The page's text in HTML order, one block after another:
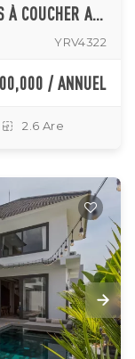
VILLA ÉLÉGANTE DE TROIS CHAMBRES À COUCHER AVEC SALON FERMÉ À UMALAS
YRV4322
/ ANNUEL
2.6 Are